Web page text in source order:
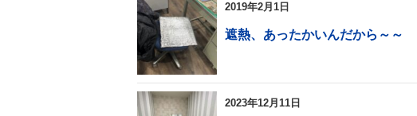
2019年2月1日
遮熱、あったかいんだから～～
2023年12月11日